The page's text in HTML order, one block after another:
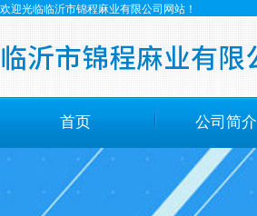
欢迎光临临沂市锦程麻业有限公司网站！
首页 公司简介